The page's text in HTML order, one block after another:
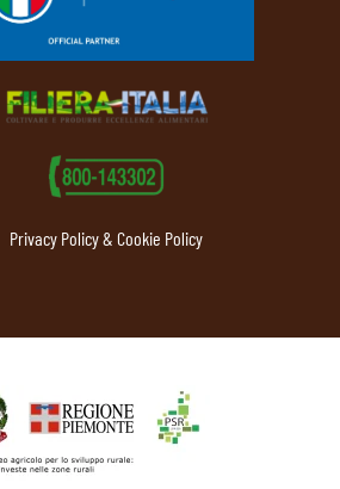
Privacy Policy & Cookie Policy